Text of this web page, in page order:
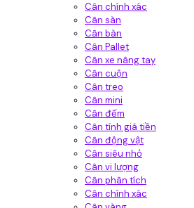
Cân chính xác
Cân sàn
Cân bàn
Cân Pallet
Cân xe nâng tay
Cân cuộn
Cân treo
Cân mini
Cân đếm
Cân tính giá tiền
Cân động vật
Cân siêu nhỏ
Cân vi lượng
Cân phân tích
Cân chính xác